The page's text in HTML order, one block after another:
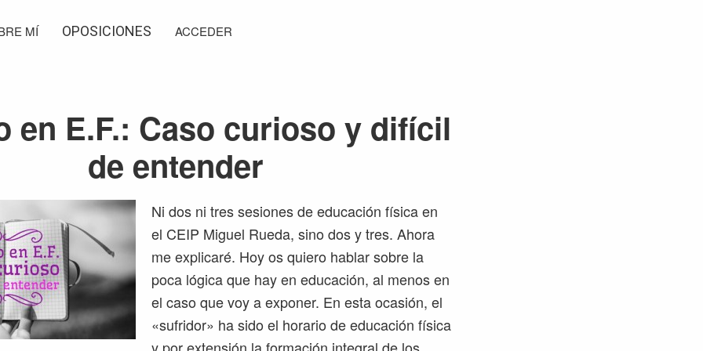
MÍ OPOSICIONES ACCEDER
en E.F.: Caso curioso y difícil
de entender
Ni dos ni tres sesiones de educación física en
el CEIP Miguel Rueda, sino dos y tres. Ahora
me explicaré. Hoy os quiero hablar sobre la
poca lógica que hay en educación, al menos en
el caso que voy a exponer. En esta ocasión, el
«sufridor» ha sido el horario de educación física